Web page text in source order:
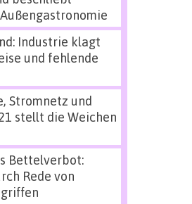
Industrie klagt
und fehlende
Stromnetz und
stellt die Weichen
Bettelverbot:
Rede von